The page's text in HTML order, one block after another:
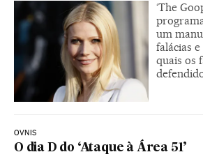
‘The
um
falácias
quais os
OVNIS
O dia D do ‘Ataque à Área 51’